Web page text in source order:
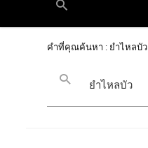
คำที่คุณค้นหา : ยำไหลบัว